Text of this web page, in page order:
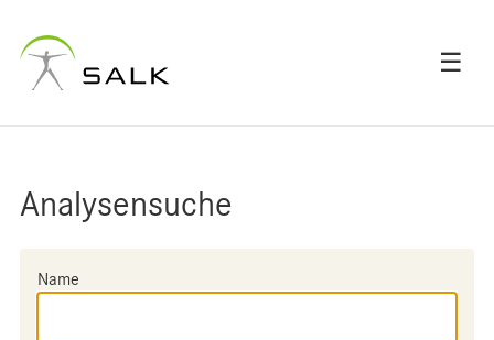
☰
Analysensuche
Name